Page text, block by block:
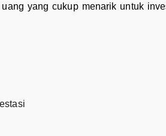
yang cukup menarik untuk